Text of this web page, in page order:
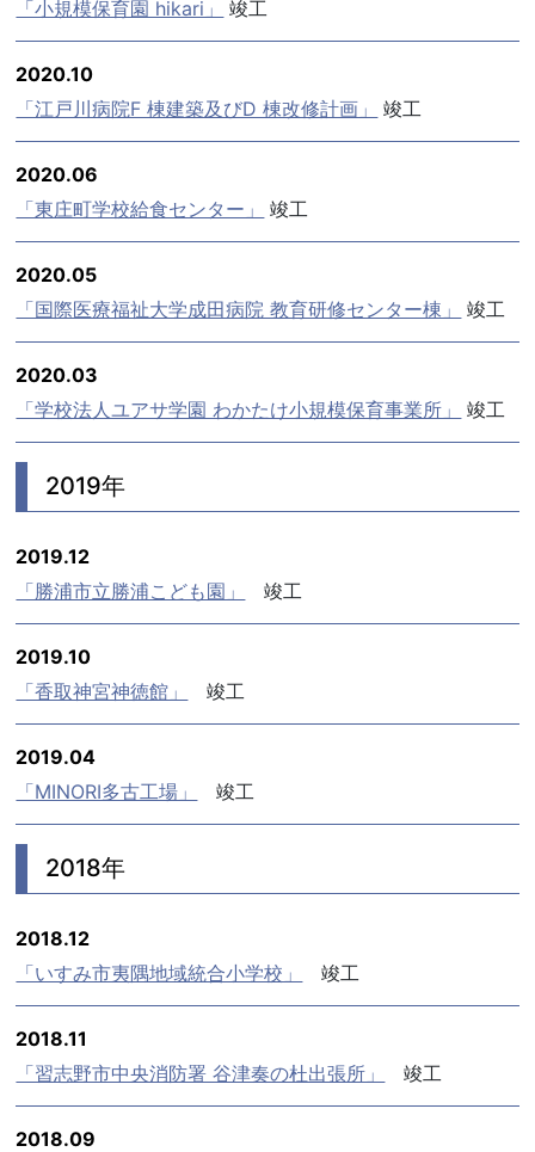
「小規模保育園 hikari」 竣工
2020.10
「江戸川病院F 棟建築及びD 棟改修計画」
竣工
2020.06
「東庄町学校給食センター」
竣工
2020.05
「国際医療福祉大学成田病院 教育研修センター棟」
竣工
2020.03
「学校法人ユアサ学園 わかたけ小規模保育事業所」
竣工
2019年
2019.12
「勝浦市立勝浦こども園」
竣工
2019.10
「香取神宮神徳館」
竣工
2019.04
「MINORI多古工場」
竣工
2018年
2018.12
「いすみ市夷隅地域統合小学校」
竣工
2018.11
「習志野市中央消防署 谷津奏の杜出張所」
竣工
2018.09